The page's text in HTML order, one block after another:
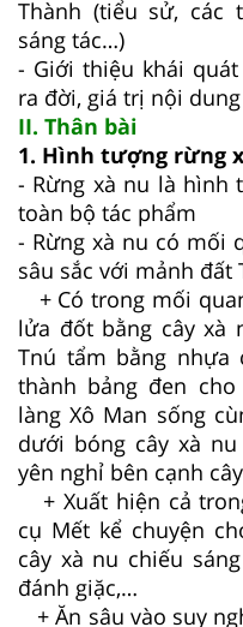
Thành (tiểu sử, các
sáng tác…)
- Giới thiệu khái
ra đời, giá trị nội
II. Thân bài
1. Hình tượng rừng
- Rừng xà nu là hình
toàn bộ tác phẩm
- Rừng xà nu có mối
sâu sắc với mảnh đất
+ Có trong mối
lửa đốt bằng cây xà
Tnú tẩm bằng nhựa
thành bảng đen
làng Xô Man sống
dưới bóng cây xà
yên nghỉ bên cạnh
+ Xuất hiện cả
cụ Mết kể chuyện
cây xà nu chiếu
đánh giặc,…
+ Ăn sâu vào suy